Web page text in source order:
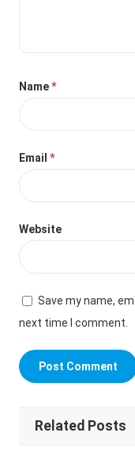
Name*
Email*
Website
Save my name,
next time I comment.
Related Posts